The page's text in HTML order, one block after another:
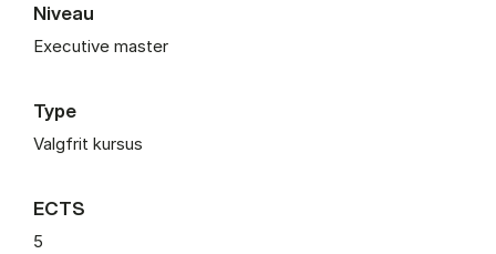
Niveau
Executive master
Type
Valgfrit kursus
ECTS
5